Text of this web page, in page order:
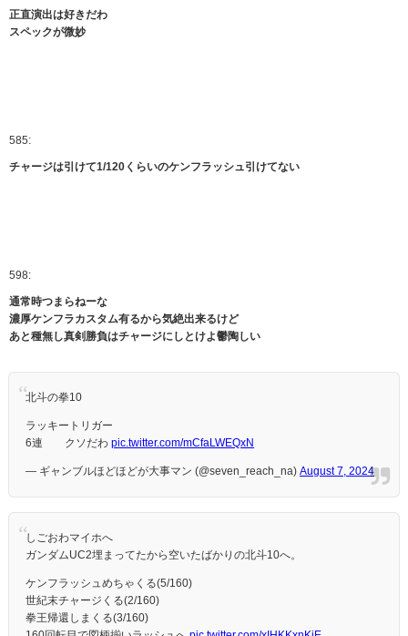
正直演出は好きだわ
スペックが微妙
585:
チャージは引けて1/120くらいのケンフラッシュ引けてない
598:
通常時つまらねーな
濃厚ケンフラカスタム有るから気絶出来るけど
あと種無し真剣勝負はチャージにしとけよ鬱陶しい
北斗の拳10
ラッキートリガー
6連 クソだわ pic.twitter.com/mCfaLWEQxN
— ギャンブルほどほどが大事マン (@seven_reach_na) August 7, 2024
しごおわマイホへ
ガンダムUC2埋まってたから空いたばかりの北斗10へ。
ケンフラッシュめちゃくる(5/160)
世紀末チャージくる(2/160)
拳王帰還しまくる(3/160)